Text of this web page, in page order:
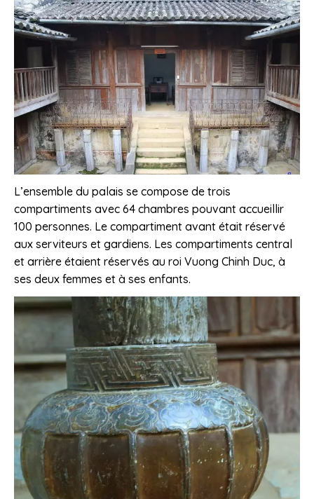
L’ensemble du palais se compose de trois
compartiments avec 64 chambres pouvant accueillir
100 personnes. Le compartiment avant était réservé
aux serviteurs et gardiens. Les compartiments central
et arrière étaient réservés au roi Vuong Chinh Duc, à
ses deux femmes et à ses enfants.